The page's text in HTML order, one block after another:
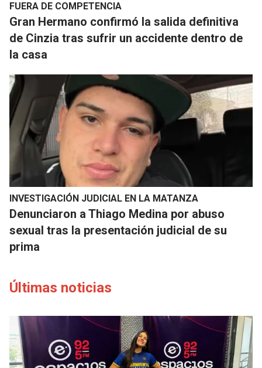
FUERA DE COMPETENCIA
​Gran Hermano confirmó la salida definitiva
de Cinzia tras sufrir un accidente dentro de
la casa
INVESTIGACIÓN JUDICIAL EN LA MATANZA
Denunciaron a Thiago Medina por abuso
sexual tras la presentación judicial de su
prima
Últimas noticias